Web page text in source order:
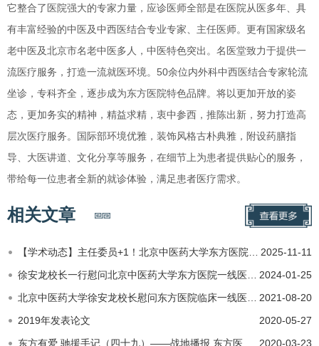
它整合了医院强大的专家力量，应诊医师全部是在医院从医多年、具
有丰富经验的中医及中西医结合专业专家、主任医师。更有国家级名
老中医及北京市名老中医多人，中医特色突出。名医堂致力于提供一
流医疗服务，打造一流就医环境。50余位内外科中西医结合专家轮流
坐诊，专科齐全，逐步成为东方医院特色品牌。将以更加开放的姿
态，更加务实的精神，精益求精，衷中参西，推陈出新，努力打造高
层次医疗服务。国际部环境优雅，装饰风格古朴典雅，附设药膳指
导、大医讲道、文化分享等服务，在细节上为患者提供贴心的服务，
带给每一位患者全新的就诊体验，满足患者医疗需求。
相关文章
2025-11-11
【学术动态】主任委员+1！北京中医药大学东方医院李军祥当选为中国中医药研究促进会董建华院士学术传承创新分…
2024-01-25
徐安龙校长一行慰问北京中医药大学东方医院一线医护人员
2021-08-20
北京中医药大学徐安龙校长慰问东方医院临床一线医务人员
2020-05-27
2019年发表论文
2020-03-23
东方有爱 驰援手记（四十九）——战地播报 东方医者 执甲逆行 鏖战疫情